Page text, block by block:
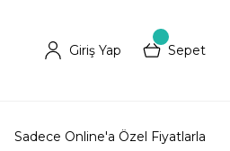
Giriş Yap Sepet
Sadece Online'a Özel Fiyatlarla